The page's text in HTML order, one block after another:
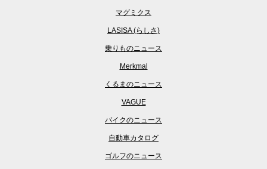
マグミクス
LASISA (らしさ)
乗りものニュース
Merkmal
くるまのニュース
VAGUE
バイクのニュース
自動車カタログ
ゴルフのニュース